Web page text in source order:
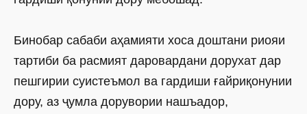
Бинобар сабаби аҳамияти хоса доштани риояи
тартиби ба расмият даровардани дорухат дар
пешгирии суистеъмол ва гардиши ғайриқонунии
дору, аз ҷумла дорувории нашъадор,